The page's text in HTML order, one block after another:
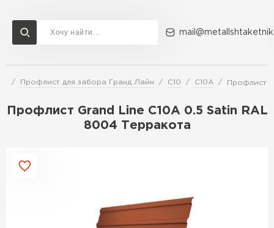
Профлист для забора Гранд Лайн С10 C10A Профлист
Профлист Grand Line C10A 0.5 Satin RAL
8004 Терракота
Доставка и оплата Акции О компании Контакты
Перейти в каталог